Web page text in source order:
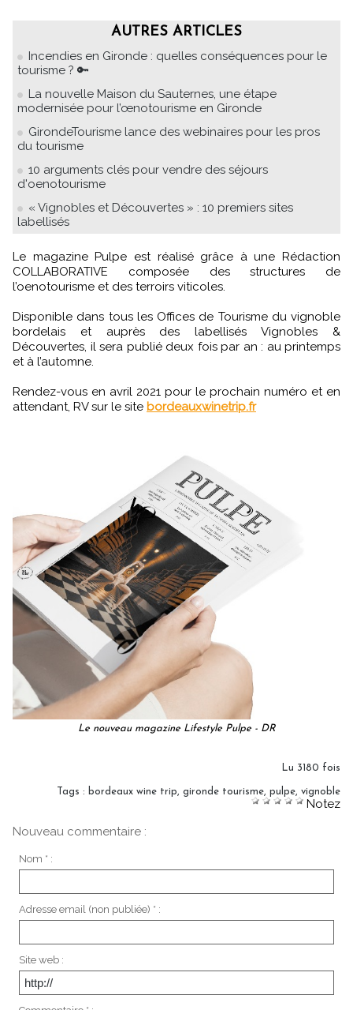
AUTRES ARTICLES
Incendies en Gironde : quelles conséquences pour le
tourisme ? 🔑
La nouvelle Maison du Sauternes, une étape
modernisée pour l’œnotourisme en Gironde
GirondeTourisme lance des webinaires pour les pros
du tourisme
10 arguments clés pour vendre des séjours
d'oenotourisme
« Vignobles et Découvertes » : 10 premiers sites
labellisés
Le magazine Pulpe est réalisé grâce à une Rédaction
COLLABORATIVE composée des structures de
l’oenotourisme et des terroirs viticoles.
Disponible dans tous les Offices de Tourisme du vignoble
bordelais et auprès des labellisés Vignobles &
Découvertes, il sera publié deux fois par an : au printemps
et à l’automne.
Rendez-vous en avril 2021 pour le prochain numéro et en
attendant, RV sur le site bordeauxwinetrip.fr
Le nouveau magazine Lifestyle Pulpe - DR
Lu 3180 fois
Tags : bordeaux wine trip, gironde tourisme, pulpe, vignoble
Notez
Nouveau commentaire :
Nom * :
Adresse email (non publiée) * :
Site web :